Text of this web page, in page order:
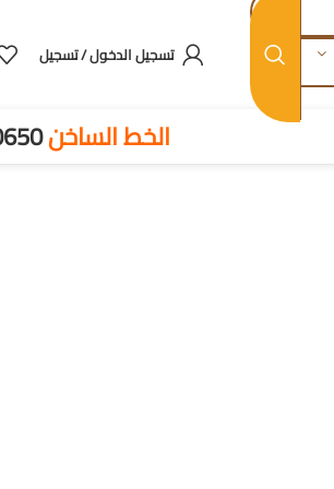
تسجيل الدخول / تسجيل
الخط الساخن